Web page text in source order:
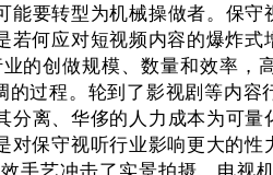
要转型为机械操做者。保
何应对短视频内容的爆炸
创做规模、数量和效率，
过程。轮到了影视剧等内
离、华侈的人力成本为可
保守视听行业影响更大的